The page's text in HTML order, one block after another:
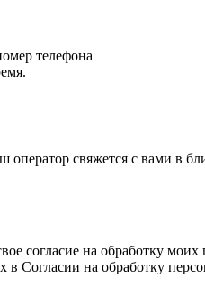
телефона
свяжется с вами в
согласие на обработку
в Согласии на обработку